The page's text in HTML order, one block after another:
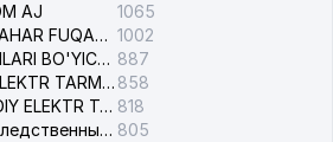
AJ
1065
TOSHKENT SHAHAR FUQAROLIK ISHLARI BO'YICHA SUDI 1002
FUQAROLIK ISHLARI BO'YICHA YAKKASAROY TUMANLARARO SUDI 887
YUNUSOBOD ELEKTR TARMOG'I NOSOZLIKLARI XIZMATI 858
NAVOIY HUDUDIY ELEKTR TARMOQLARI KORXONASI AJ 818
Ташкентский следственный изолятор 805